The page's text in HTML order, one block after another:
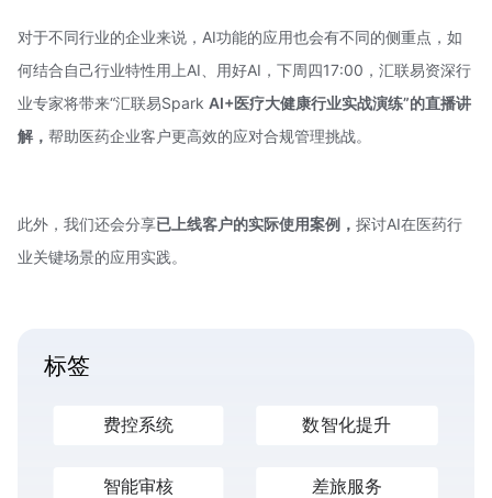
对于不同行业的企业来说，AI功能的应用也会有不同的侧重点，如
何结合自己行业特性用上AI、用好AI，下周四17:00，汇联易资深行
业专家将带来“汇联易Spark AI+医疗大健康行业实战演练”的直播讲
解， 帮助医药企业客户更高效的应对合规管理挑战。
此外，我们还会分享已上线客户的实际使用案例， 探讨AI在医药行
业关键场景的应用实践。
标签
费控系统 数智化提升
智能审核 差旅服务